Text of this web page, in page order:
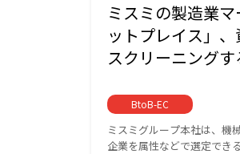
ミスミの製造業
ットプレイス」
スクリーニング
BtoB-EC
ミスミグループ本社は、機
企業を属性などで選定でき